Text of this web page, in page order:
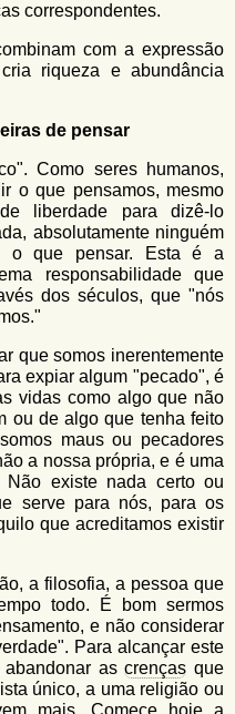
correspondentes.
com a expressão
riqueza e abundância
de pensar
Como seres humanos,
o que pensamos, mesmo
liberdade para dizê-lo
absolutamente ninguém
o que pensar. Esta é a
responsabilidade que
dos séculos, que "nós
que somos inerentemente
expiar algum "pecado", é
vidas como algo que não
ou de algo que tenha feito
maus ou pecadores
a nossa própria, e é uma
Não existe nada certo ou
serve para nós, para os
que acreditamos existir
a filosofia, a pessoa que
todo. É bom sermos
e não considerar
Para alcançar este
abandonar ascrenças que
único, a uma religião ou
mais. Comece hoje a